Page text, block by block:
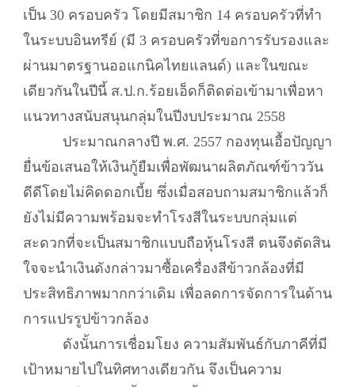
เป็น 30 ครอบครัว โดยมีสมาชิก 14 ครอบครัวที่ทำ
ในระบบอินทรีย์ (มี 3 ครอบครัวที่ขอการรับรองและ
ผ่านมาตรฐานออแกนิคไทยแลนด์) และในขณะ
เดียวกันในปีนี้ ส.ป.ก.ร้อยเอ็ดก็ติดต่อเข้ามาเพื่อหา
แนวทางสนับสนุนกลุ่มในปีงบประมาณ 2558
ประมาณกลางปี พ.ศ. 2557 กองทุนเอื้อปัญญา
ยื่นข้อเสนอให้เงินกู้ยืมเพื่อพัฒนาผลิตภัณฑ์ข้าววัน
ดีดีโดยไม่คิดดอกเบี้ย ซึ่งเมื่อสอบถามสมาชิกแล้วก็
ยังไม่มีความพร้อมจะทำโรงสีในระบบกลุ่มแต่
สะดวกที่จะเป็นสมาชิกแบบถือหุ้นโรงสี ตนจึงตัดสิน
ใจจะนำเงินดังกล่าวมาซื้อเครื่องสีข้าวกล้องที่มี
ประสิทธิภาพมากกว่าเดิม เพื่อลดการจัดการในด้าน
การแปรรูปข้าวกล้อง
ดังนั้นการเชื่อมโยง ความสัมพันธ์กับภาคีที่มี
เป้าหมายไปในทิศทางเดียวกัน จึงเป็นความ